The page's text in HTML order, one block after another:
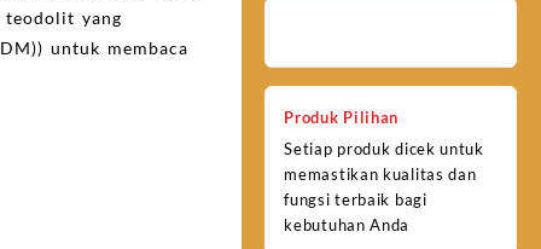
teodolit yang
untuk membaca
Produk Pilihan
Setiap produk dicek untuk
memastikan kualitas dan
fungsi terbaik bagi
kebutuhan Anda